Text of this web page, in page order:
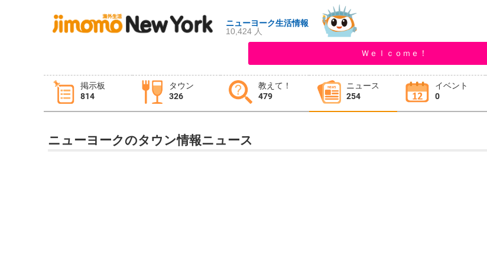
ニューヨーク生活情報
10,424 人
Ｗｅｌｃｏｍｅ！
掲示板
814
タウン
326
教えて！
479
ニュース
254
イベント
0
タウン情報
イベント 求人
ニューヨークのタウン情報ニュース